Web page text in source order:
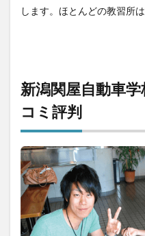
します。ほとんどの教習所
新潟関屋自動車
コミ評判